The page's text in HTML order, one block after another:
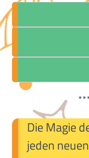
Die Magie
jeden